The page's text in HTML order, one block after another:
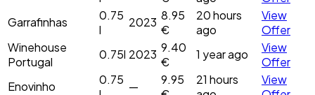
Garrafinhas
0.75
l
2023 8.95
€
20 hours
ago
View
Offer
Winehouse
Portugal
0.75l 2023 9.40
€
1 year ago
View
Offer
Enovinho
0.75 —
9.95
21 hours
View